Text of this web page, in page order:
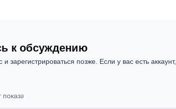
к обсуждению
зарегистрироваться позже. Если у вас есть аккаунт,